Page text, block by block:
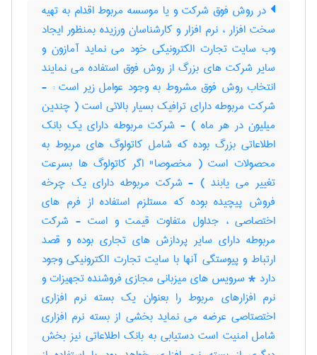
در روش فوق شرکت و یا موسسه مربوط اقدام به تهیه
سخت افزار ، نرم افزار و کارشناسان ورزیده بمنظور ایجاد
وب سایت تجارت الکترونیکی خود می نماید آمازون و
سایر شرکت های بزرگ از روش فوق استفاده می نمایند
انتخاب روش فوق مشروط به وجود عوامل زیر است : -
شرکت مربوطه دارای ترافیک بسیار بالائی است ( چندین
میلیون در هر ماه ) - شرکت مربوطه دارای یک بانک
اطلاعاتی بزرگ بوده که شامل کاتولوگ های مربوط به
محصولات است ( مخصوصا" اگر کاتولوگ ها بسرعت
تغییر می یابند ) - شرکت مربوطه دارای یک چرخه
فروش پیچیده بوده که مستلزم استفاده از فرم های
اختصاصی ، جداول متفاوت قیمت و است - شرکت
مربوطه دارای سایر پردازش های تجاری بوده و قصد
ارتباط و پیوستگی آنها با سایت تجارت الکترونیکی وجود
دارد * سرویس های میزبانی مجازی فروشنده تجهیزات و
نرم افزارهای مربوط را بعنوان یک بسته نرم افزاری
اختصتاصی عرضه می نماید بخشی از بسته نرم افزاری
شامل امنیت است دستیابی به بانک اطلاعاتی نیز بخش